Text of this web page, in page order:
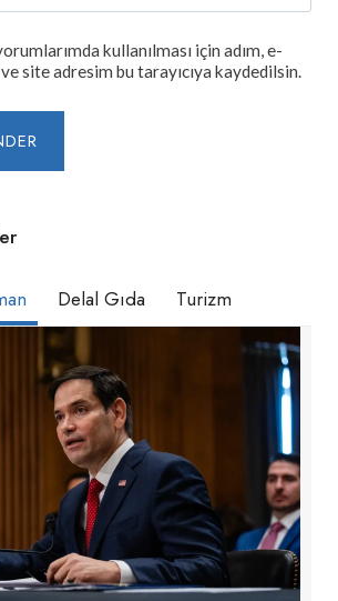
kullanılması için adım, e-
site adresim bu tarayıcıya kaydedilsin.
Delal Gıda Turizm